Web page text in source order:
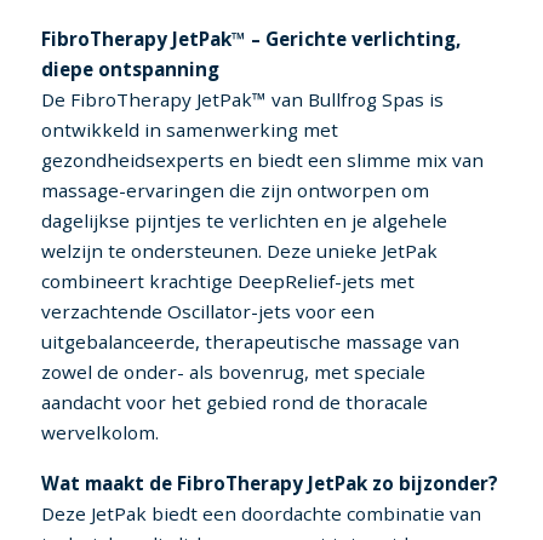
FibroTherapy JetPak™ – Gerichte verlichting,
diepe ontspanning
De FibroTherapy JetPak™ van Bullfrog Spas is
ontwikkeld in samenwerking met
gezondheidsexperts en biedt een slimme mix van
massage-ervaringen die zijn ontworpen om
dagelijkse pijntjes te verlichten en je algehele
welzijn te ondersteunen. Deze unieke JetPak
combineert krachtige DeepRelief-jets met
verzachtende Oscillator-jets voor een
uitgebalanceerde, therapeutische massage van
zowel de onder- als bovenrug, met speciale
aandacht voor het gebied rond de thoracale
wervelkolom.
Wat maakt de FibroTherapy JetPak zo bijzonder?
Deze JetPak biedt een doordachte combinatie van